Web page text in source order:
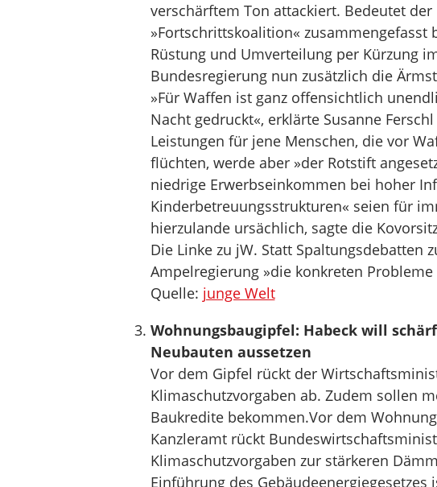
verschärftem Ton attackiert. Bedeutet
»Fortschrittskoalition« zusammengefasst
Rüstung und Umverteilung per Kürzung
Bundesregierung nun zusätzlich die
»Für Waffen ist ganz offensichtlich
Nacht gedruckt«, erklärte Susanne
Leistungen für jene Menschen, die vor
flüchten, werde aber »der Rotstift
niedrige Erwerbseinkommen bei hoher
Kinderbetreuungsstrukturen« seien für
hierzulande ursächlich, sagte die
Die Linke zu jW. Statt Spaltungsdebatten
Ampelregierung »die konkreten Probleme
Quelle: junge Welt
Wohnungsbaugipfel: Habeck will
Neubauten aussetzen
Vor dem Gipfel rückt der
Klimaschutzvorgaben ab. Zudem sollen
Baukredite bekommen.Vor dem
Kanzleramt rückt
Klimaschutzvorgaben zur stärkeren
Einführung des